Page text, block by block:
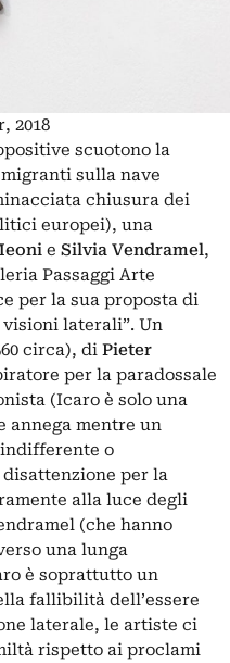
2018
scuotono la
sulla nave
chiusura dei
europei), una
e Silvia Vendramel,
Passaggi Arte
per la sua proposta di
laterali”. Un
circa), di Pieter
per la paradossale
(Icaro è solo una
annega mentre un
o
per la
alla luce degli
(che hanno
una lunga
è soprattutto un
fallibilità dell’essere
laterale, le artiste ci
rispetto ai proclami